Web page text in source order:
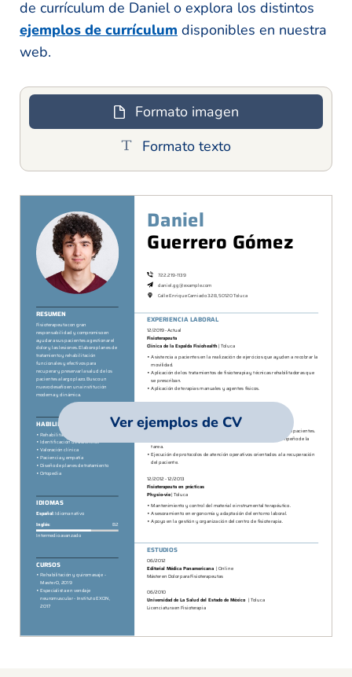
de currículum de Daniel o explora los distintos
ejemplos de currículum disponibles en nuestra
web.
Formato imagen
Formato texto
Ver ejemplos de CV